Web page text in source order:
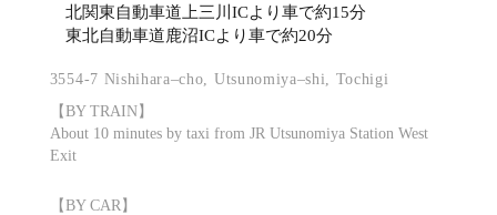
北関東自動車道上三川ICより車で約15分
東北自動車道鹿沼ICより車で約20分
3554-7 Nishihara–cho, Utsunomiya–shi, Tochigi
【BY TRAIN】
About 10 minutes by taxi from JR Utsunomiya Station West
Exit
【BY CAR】